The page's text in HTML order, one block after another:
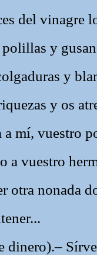
del vinagre
y
y
y os
mí, vuestro
a vuestro
otra nonada
dinero).–